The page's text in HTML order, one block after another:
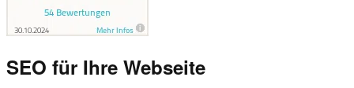
SEO für Ihre Webseite